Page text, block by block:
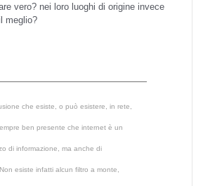
vero? nei loro luoghi di origine invece
meglio?
che esiste, o può esistere, in rete,
ben presente che internet è un
di informazione, ma anche di
esiste infatti alcun filtro a monte,